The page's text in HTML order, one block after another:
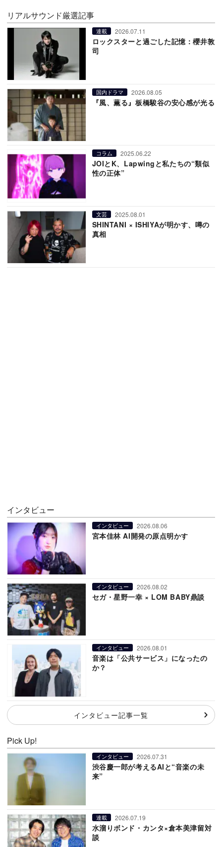
リアルサウンド厳選記事
連載 2026.07.11
ロックスターと過ごした記憶：櫻井敦
司
国内ドラマ 2026.08.05
『風、薫る』板橋駿谷の安心感が光る
コラム 2025.06.22
JOIとK、Lapwingと私たちの“類似
性の正体”
文芸 2025.08.01
SHINTANI × ISHIYAが明かす、噂の
真相
インタビュー
インタビュー 2026.08.06
宮本佳林 AI開発の原点明かす
インタビュー 2026.08.02
セガ・星野一幸 × LOM BABY鼎談
インタビュー 2026.08.01
音楽は「公共サービス」になったの
か？
インタビュー記事一覧
Pick Up!
インタビュー 2026.07.31
渋谷慶一郎が考えるAIと“音楽の未
来”
連載 2026.07.19
水溜りボンド・カンタ×倉本美津留対
談